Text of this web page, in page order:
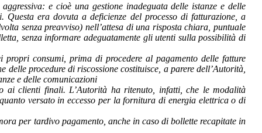
e cioè una gestione inadeguata delle istanze e delle
era dovuta a deficienze del processo di fatturazione, a
senza preavviso) nell’attesa di una risposta chiara, puntuale
senza informare adeguatamente gli utenti sulla possibilità di
consumi, prima di procedere al pagamento delle fatture
procedure di riscossione costituisce, a parere dell’Autorità,
e delle comunicazioni
ai clienti finali. L’Autorità ha ritenuto, infatti, che le modalità
versato in eccesso per la fornitura di energia elettrica o di
per tardivo pagamento, anche in caso di bollette recapitate in